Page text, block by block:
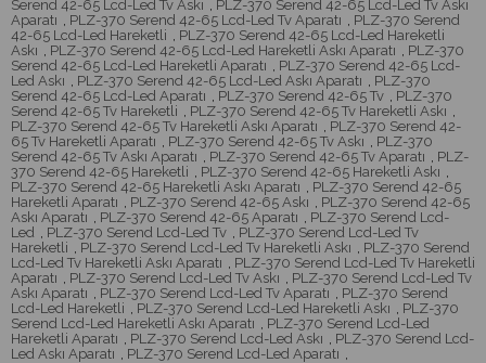
Serend 42-65 Lcd-Led Tv Askı , PLZ-370 Serend 42-65 Lcd-Led Tv Askı
Aparatı , PLZ-370 Serend 42-65 Lcd-Led Tv Aparatı , PLZ-370 Serend
42-65 Lcd-Led Hareketli , PLZ-370 Serend 42-65 Lcd-Led Hareketli
Askı , PLZ-370 Serend 42-65 Lcd-Led Hareketli Askı Aparatı , PLZ-370
Serend 42-65 Lcd-Led Hareketli Aparatı , PLZ-370 Serend 42-65 Lcd-
Led Askı , PLZ-370 Serend 42-65 Lcd-Led Askı Aparatı , PLZ-370
Serend 42-65 Lcd-Led Aparatı , PLZ-370 Serend 42-65 Tv , PLZ-370
Serend 42-65 Tv Hareketli , PLZ-370 Serend 42-65 Tv Hareketli Askı ,
PLZ-370 Serend 42-65 Tv Hareketli Askı Aparatı , PLZ-370 Serend 42-
65 Tv Hareketli Aparatı , PLZ-370 Serend 42-65 Tv Askı , PLZ-370
Serend 42-65 Tv Askı Aparatı , PLZ-370 Serend 42-65 Tv Aparatı , PLZ-
370 Serend 42-65 Hareketli , PLZ-370 Serend 42-65 Hareketli Askı ,
PLZ-370 Serend 42-65 Hareketli Askı Aparatı , PLZ-370 Serend 42-65
Hareketli Aparatı , PLZ-370 Serend 42-65 Askı , PLZ-370 Serend 42-65
Askı Aparatı , PLZ-370 Serend 42-65 Aparatı , PLZ-370 Serend Lcd-
Led , PLZ-370 Serend Lcd-Led Tv , PLZ-370 Serend Lcd-Led Tv
Hareketli , PLZ-370 Serend Lcd-Led Tv Hareketli Askı , PLZ-370 Serend
Lcd-Led Tv Hareketli Askı Aparatı , PLZ-370 Serend Lcd-Led Tv Hareketli
Aparatı , PLZ-370 Serend Lcd-Led Tv Askı , PLZ-370 Serend Lcd-Led Tv
Askı Aparatı , PLZ-370 Serend Lcd-Led Tv Aparatı , PLZ-370 Serend
Lcd-Led Hareketli , PLZ-370 Serend Lcd-Led Hareketli Askı , PLZ-370
Serend Lcd-Led Hareketli Askı Aparatı , PLZ-370 Serend Lcd-Led
Hareketli Aparatı , PLZ-370 Serend Lcd-Led Askı , PLZ-370 Serend Lcd-
Led Askı Aparatı , PLZ-370 Serend Lcd-Led Aparatı ,